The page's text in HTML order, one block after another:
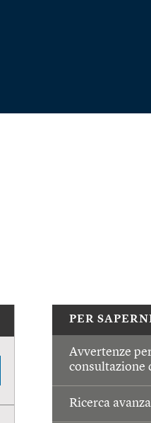
PER
Avvertenze
consultazione
Ricerca